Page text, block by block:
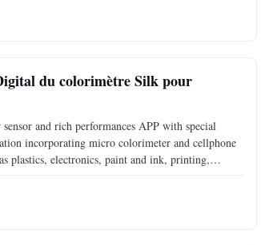
du colorimètre Silk pour
and rich performances APP with special
incorporating micro colorimeter and cellphone
plastics, electronics, paint and ink, printing,